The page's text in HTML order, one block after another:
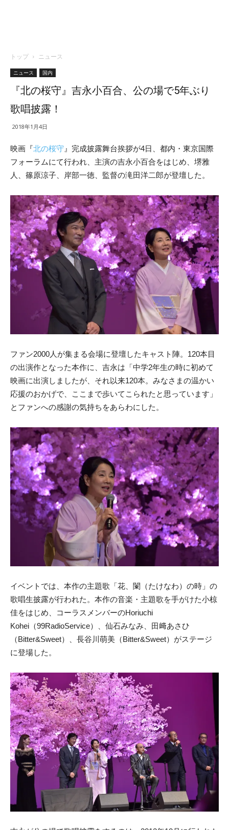
トップ ニュース
ニュース 国内
『北の桜守』吉永小百合、公の場で5年ぶり
歌唱披露！
2018年1月4日
映画『北の桜守 』完成披露舞台挨拶が4日、都内・東京国際
フォーラムにて行われ、主演の吉永小百合をはじめ、堺雅
人、篠原涼子、岸部一徳、監督の滝田洋二郎が登壇した。
ファン2000人が集まる会場に登壇したキャスト陣。120本目
の出演作となった本作に、吉永は「中学2年生の時に初めて
映画に出演しましたが、それ以来120本。みなさまの温かい
応援のおかげで、ここまで歩いてこられたと思っています」
とファンへの感謝の気持ちをあらわにした。
イベントでは、本作の主題歌「花、闌（たけなわ）の時」の
歌唱生披露が行われた。本作の音楽・主題歌を手がけた小椋
佳をはじめ、コーラスメンバーのHoriuchi
Kohei（99RadioService）、仙石みなみ、田﨑あさひ
（Bitter&Sweet）、長谷川萌美（Bitter&Sweet）がステージ
に登場した。